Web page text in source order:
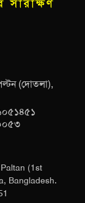
(দোতলা),
(1st
Bangladesh.